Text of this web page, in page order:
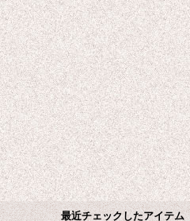
最近チェックしたアイテム